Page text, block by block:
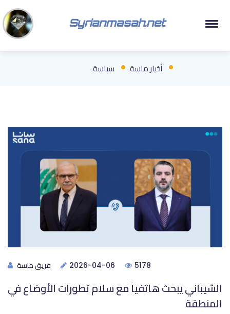
Syrianmasah.net
أخبار ماسة سياسة
فريق ماسة 2026-04-06 5178
الشيباني يبحث هاتفياً مع سلام تطورات الأوضاع في
المنطقة